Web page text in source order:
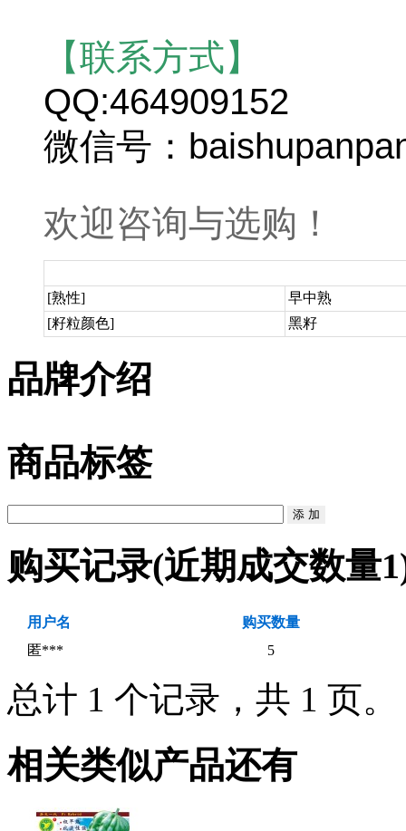
【联系方式】
QQ:464909152
微信号：
欢迎咨询与选购！
[熟性]
早中熟
[籽粒颜色]
黑籽
品牌介绍
商品标签
购买记录(近期成交数量1
用户名
购买数量
匿***
5
总计 1 个记录，共 1 页。
相关类似产品还有